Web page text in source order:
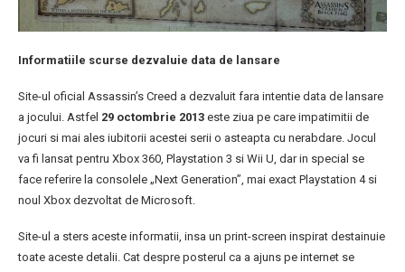
Informatiile scurse dezvaluie data de lansare
Site-ul oficial Assassin’s Creed a dezvaluit fara intentie data de lansare
a jocului. Astfel 29 octombrie 2013 este ziua pe care impatimitii de
jocuri si mai ales iubitorii acestei serii o asteapta cu nerabdare. Jocul
va fi lansat pentru Xbox 360, Playstation 3 si Wii U, dar in special se
face referire la consolele „Next Generation”, mai exact Playstation 4 si
noul Xbox dezvoltat de Microsoft.
Site-ul a sters aceste informatii, insa un print-screen inspirat destainuie
toate aceste detalii. Cat despre posterul ca a ajuns pe internet se